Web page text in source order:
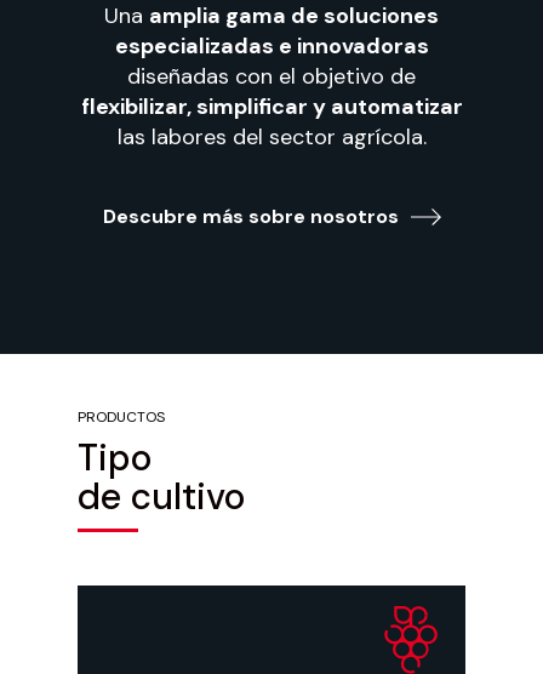
Una amplia gama de soluciones
especializadas e innovadoras
diseñadas con el objetivo de
flexibilizar, simplificar y automatizar
las labores del sector agrícola.
Descubre más sobre nosotros
PRODUCTOS
Tipo
de cultivo
https://id-david.com/productos/viti/